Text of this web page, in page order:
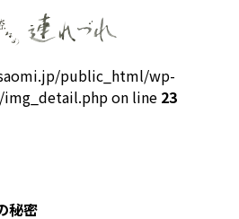
public_html/wp-
on line 23
秘密